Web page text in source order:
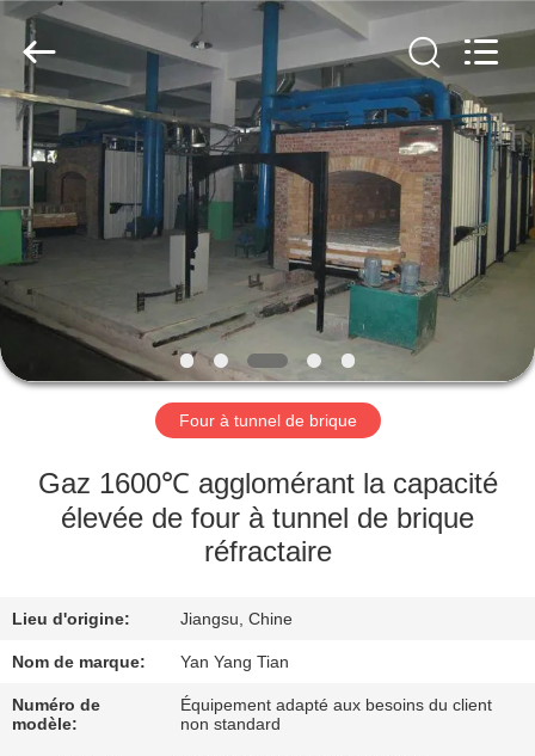
À
LA
MAISON
PRODUITS
VIDÉOS
PROPOS
VISITE
DE
L'USINE
Sunny
Furnace
Rights
Reserved.
Four à tunnel de brique
Gaz 1600℃ agglomérant la capacité
élevée de four à tunnel de brique
réfractaire
Lieu d'origine: Jiangsu, Chine
Nom de marque: Yan Yang Tian
Numéro de
modèle:
Équipement adapté aux besoins du client
non standard